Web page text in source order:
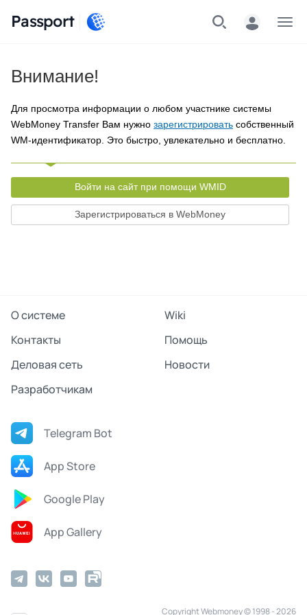
Passport
Внимание!
Для просмотра информации о любом участнике системы
WebMoney Transfer Вам нужно зарегистрировать собственный
WM-идентификатор. Это быстро, увлекательно и бесплатно.
Войти на сайт при помощи WMID
Зарегистрироваться в WebMoney
О системе
Wiki
Контакты
Помощь
Деловая сеть
Новости
Разработчикам
Telegram Bot
App Store
Google Play
App Gallery
Copyright Webmoney © 1998 - 2026